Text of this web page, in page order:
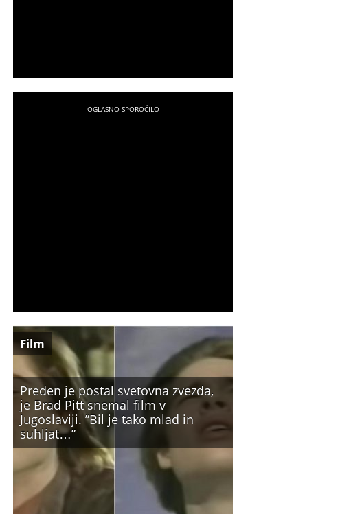
Preden je postal svetovna zvezda,
je Brad Pitt snemal film v
Jugoslaviji. ”Bil je tako mlad in
suhljat…”
Film